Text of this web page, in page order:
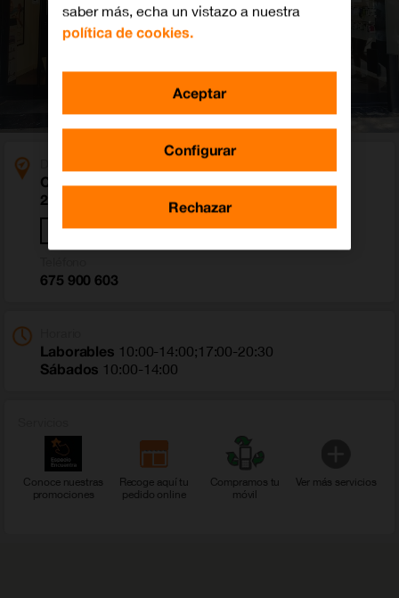
Calle Hacienda de Pavones 3
28030 Madrid (Madrid)
Cómo llegar
675 900 603
Laborables 10:00-14:00;17:00-20:30
Sábados 10:00-14:00
Conoce nuestras
promociones
Recoge aquí tu
pedido online
Compramos tu
móvil
Ver más servicios
saber más, echa un vistazo a nuestra
política de cookies.
Configurar
Rechazar
Aceptar